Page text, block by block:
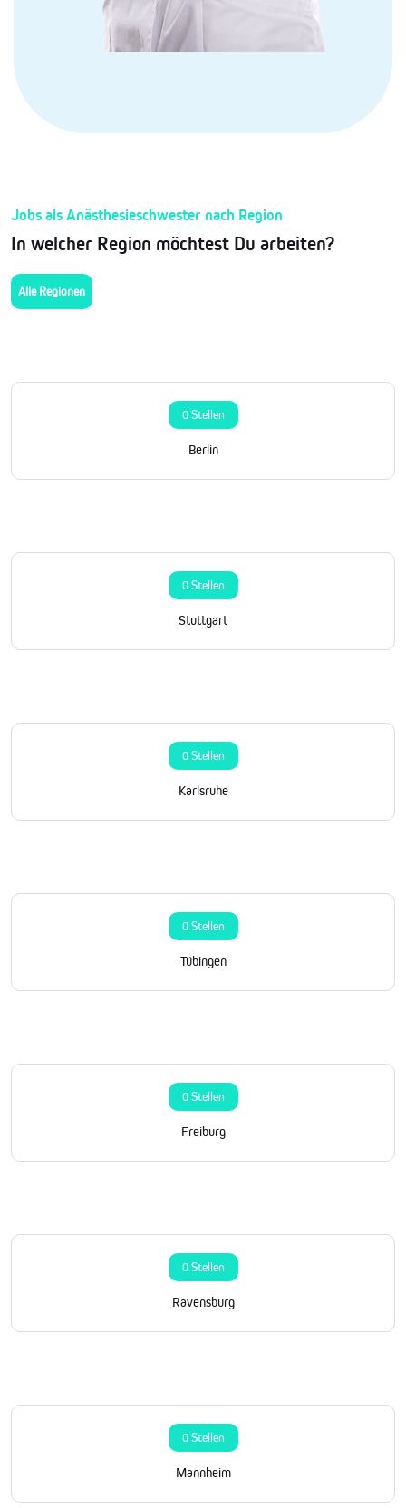
Jobs als Anästhesieschwester nach Region
In welcher Region möchtest Du arbeiten?
Alle Regionen
0 Stellen
Berlin
0 Stellen
Stuttgart
0 Stellen
Karlsruhe
0 Stellen
Tübingen
0 Stellen
Freiburg
0 Stellen
Ravensburg
0 Stellen
Mannheim